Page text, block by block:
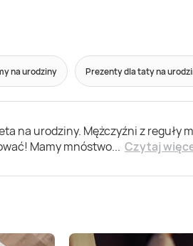
na urodziny Prezenty dla taty na
na urodziny. Mężczyźni z reguły
Mamy mnóstwo... Czytaj